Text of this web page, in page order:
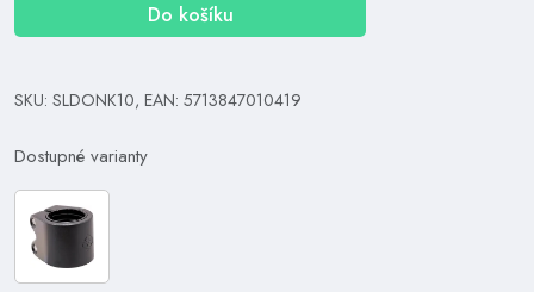
Do košíku
SKU: SLDONK10, EAN: 5713847010419
Dostupné varianty